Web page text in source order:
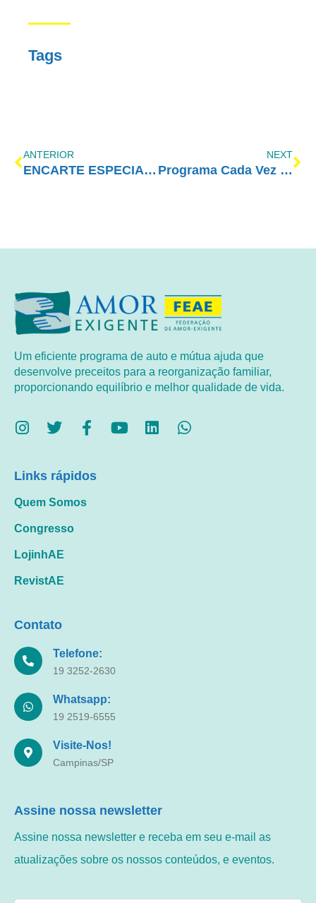
Tags
ANTERIOR
ENCARTE ESPECIAL – MAIO/2024
NEXT
Programa Cada Vez Melhor com Amor-Exigente – Respeitar e Cumprir Regras
Um eficiente programa de auto e mútua ajuda que
desenvolve preceitos para a reorganização familiar,
proporcionando equilíbrio e melhor qualidade de vida.
Links rápidos
Quem Somos
Congresso
LojinhAE
RevistAE
Contato
Telefone:
19 3252-2630
Whatsapp:
19 2519-6555
Visite-Nos!
Campinas/SP
Assine nossa newsletter
Assine nossa newsletter e receba em seu e-mail as
atualizações sobre os nossos conteúdos, e eventos.